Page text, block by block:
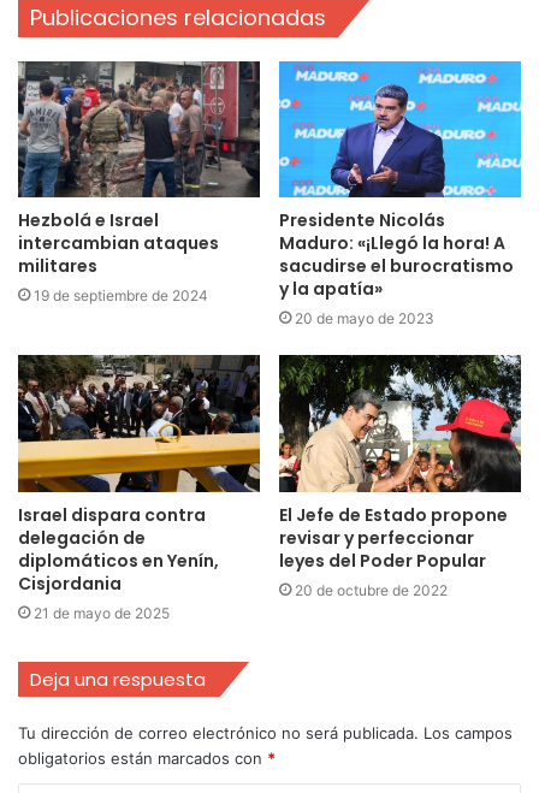
Publicaciones relacionadas
Hezbolá e Israel
intercambian ataques
militares
19 de septiembre de 2024
Presidente Nicolás
Maduro: «¡Llegó la hora! A
sacudirse el burocratismo
y la apatía»
20 de mayo de 2023
Israel dispara contra
delegación de
diplomáticos en Yenín,
Cisjordania
21 de mayo de 2025
El Jefe de Estado propone
revisar y perfeccionar
leyes del Poder Popular
20 de octubre de 2022
Deja una respuesta
Tu dirección de correo electrónico no será publicada. Los campos
obligatorios están marcados con *